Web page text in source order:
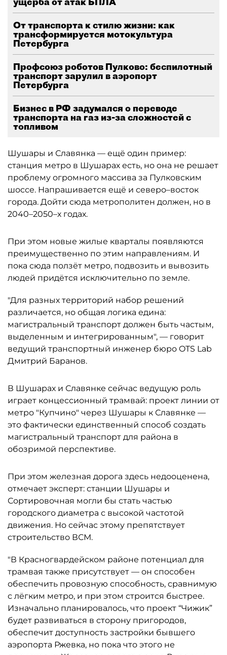
От транспорта к стилю жизни: как
трансформируется мотокультура
Петербурга
Профсоюз роботов Пулково: беспилотный
транспорт зарулил в аэропорт
Петербурга
Бизнес в РФ задумался о переводе
транспорта на газ из-за сложностей с
топливом
Шушары и Славянка — ещё один пример:
станция метро в Шушарах есть, но она не решает
проблему огромного массива за Пулковским
шоссе. Напрашивается ещё и северо–восток
города. Дойти сюда метрополитен должен, но в
2040–2050–х годах.
При этом новые жилые кварталы появляются
преимущественно по этим направлениям. И
пока сюда ползёт метро, подвозить и вывозить
людей придётся исключительно по земле.
"Для разных территорий набор решений
различается, но общая логика едина:
магистральный транспорт должен быть частым,
выделенным и интегрированным", — говорит
ведущий транспортный инженер бюро OTS Lab
Дмитрий Баранов.
В Шушарах и Славянке сейчас ведущую роль
играет концессионный трамвай: проект линии от
метро "Купчино" через Шушары к Славянке —
это фактически единственный способ создать
магистральный транспорт для района в
обозримой перспективе.
При этом железная дорога здесь недооценена,
отмечает эксперт: станции Шушары и
Сортировочная могли бы стать частью
городского диаметра с высокой частотой
движения. Но сейчас этому препятствует
строительство ВСМ.
"В Красногвардейском районе потенциал для
трамвая также присутствует — он способен
обеспечить провозную способность, сравнимую
с лёгким метро, и при этом строится быстрее.
Изначально планировалось, что проект “Чижик”
будет развиваться в сторону пригородов,
обеспечит доступность застройки бывшего
аэропорта Ржевка, но пока что этого не